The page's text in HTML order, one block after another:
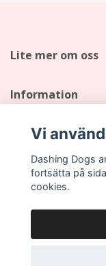
Lite mer om oss
Information
Sociala medier
Vi
Dashing Dogs
fortsätta på
cookies.